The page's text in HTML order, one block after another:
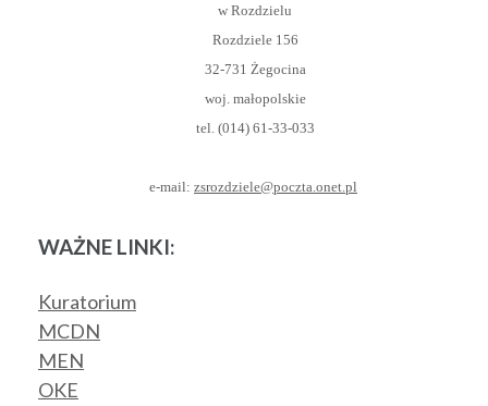
w Rozdzielu
Rozdziele 156
32-731 Żegocina
woj. małopolskie
tel. (014) 61-33-033
e-mail: zsrozdziele@poczta.onet.pl
WAŻNE LINKI:
Kuratorium
MCDN
MEN
OKE